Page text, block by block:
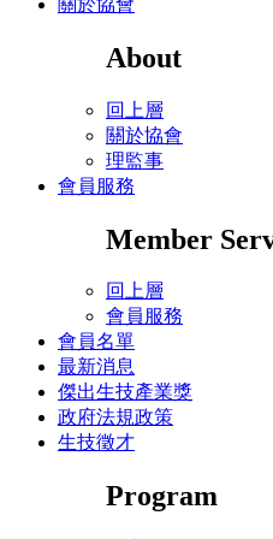
About
回上層
關於協會
理監事
會員服務
Member
回上層
會員服務
會員名單
最新消息
傑出生技產業獎
政府法規政策
生技徵才
Program